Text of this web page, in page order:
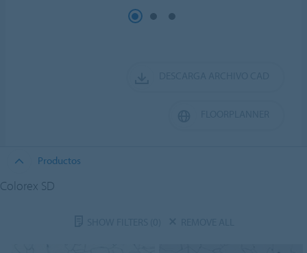
Productos
Colorex SD